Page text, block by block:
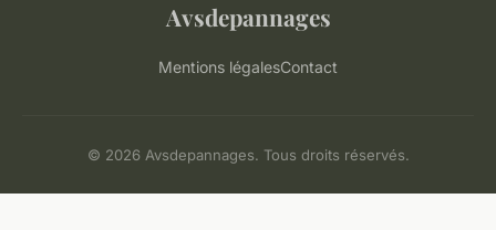
Avsdepannages
Mentions légalesContact
© 2026 Avsdepannages. Tous droits réservés.